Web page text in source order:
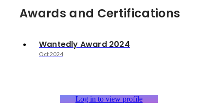
Awards and Certifications
Wantedly Award 2024
Oct 2024
Log in to view profile